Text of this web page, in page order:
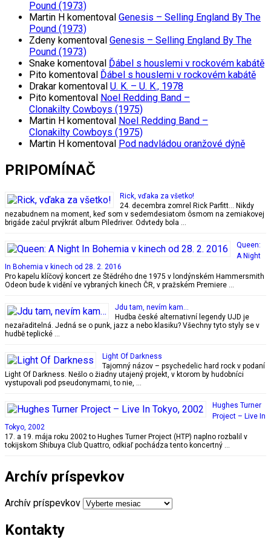
Pound (1973)
Martin H komentoval Genesis – Selling England By The
Pound (1973)
Zdeny komentoval Genesis – Selling England By The
Pound (1973)
Snake komentoval Ďábel s houslemi v rockovém kabátě
Pito komentoval Ďábel s houslemi v rockovém kabátě
Drakar komentoval U. K. – U. K., 1978
Pito komentoval Noel Redding Band –
Clonakilty Cowboys (1975)
Martin H komentoval Noel Redding Band –
Clonakilty Cowboys (1975)
Martin H komentoval Pod nadvládou oranžové dýně
PRIPOMÍNAČ
Rick, vďaka za všetko!
24. decembra zomrel Rick Parfitt… Nikdy
nezabudnem na moment, keď som v sedemdesiatom ôsmom na zemiakovej
brigáde začul prvýkrát album Piledriver. Odvtedy bola …
Queen:
A Night
In Bohemia v kinech od 28. 2. 2016
Pro kapelu klíčový koncert ze Štědrého dne 1975 v londýnském Hammersmith
Odeon bude k vidění ve vybraných kinech ČR, v pražském Premiere …
Jdu tam, nevím kam…
Hudba české alternativní legendy UJD je
nezařaditelná. Jedná se o punk, jazz a nebo klasiku? Všechny tyto styly se v
hudbě teplické …
Light Of Darkness
Tajomný názov – psychedelic hard rock v podaní
Light Of Darkness. Nešlo o žiadny utajený projekt, v ktorom by hudobníci
vystupovali pod pseudonymami, to nie, …
Hughes Turner
Project ‎– Live In
Tokyo, 2002
17. a 19. mája roku 2002 to Hughes Turner Project (HTP) naplno rozbalil v
tokijskom Shibuya Club Quattro, odkiaľ pochádza tento koncertný …
Archív príspevkov
Archív príspevkov
Kontakty